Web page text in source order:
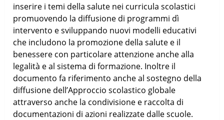
inserire i temi della salute nei curricula scolastici
promuovendo la diffusione di programmi dì
intervento e sviluppando nuovi modelli educativi
che includono la promozione della salute e il
benessere con particolare attenzione anche alla
legalità e al sistema di formazione. Inoltre il
documento fa riferimento anche al sostegno della
diffusione dell’Approccio scolastico globale
attraverso anche la condivisione e raccolta di
documentazioni di azioni realizzate dalle scuole.